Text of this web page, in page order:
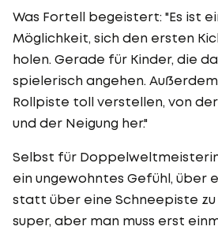
Was Fortell begeistert: "Es ist
Möglichkeit, sich den ersten
holen. Gerade für Kinder, die
spielerisch angehen.
Rollpiste toll verstellen, von
und der Neigung her."
Selbst für
ein ungewohntes Gefühl, über
statt über eine Schneepiste zu
super, aber man muss erst